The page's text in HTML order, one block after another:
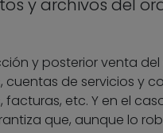
y archivos del
y posterior venta
de servicios y
facturas, etc. Y en el
que, aunque lo